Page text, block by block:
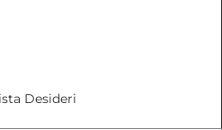
Desideri